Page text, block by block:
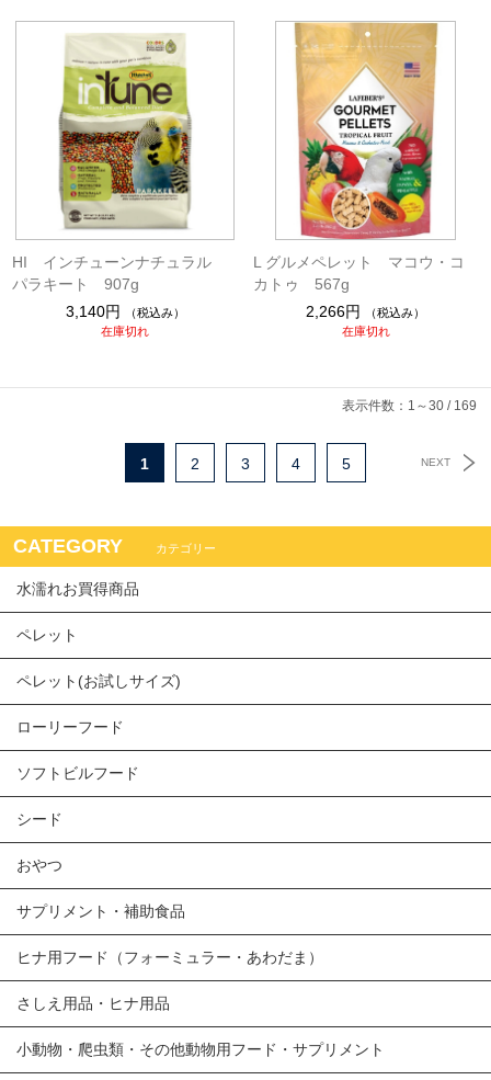
HI インチューンナチュラル
パラキート 907g
3,140円
（税込み）
在庫切れ
L グルメペレット マコウ・コ
カトゥ 567g
2,266円
（税込み）
在庫切れ
表示件数：1～30 / 169
NEXT
1 2 3 4 5
CATEGORY カテゴリー
水濡れお買得商品
ペレット
ペレット(お試しサイズ)
ローリーフード
ソフトビルフード
シード
おやつ
サプリメント・補助食品
ヒナ用フード（フォーミュラー・あわだま）
さしえ用品・ヒナ用品
小動物・爬虫類・その他動物用フード・サプリメント